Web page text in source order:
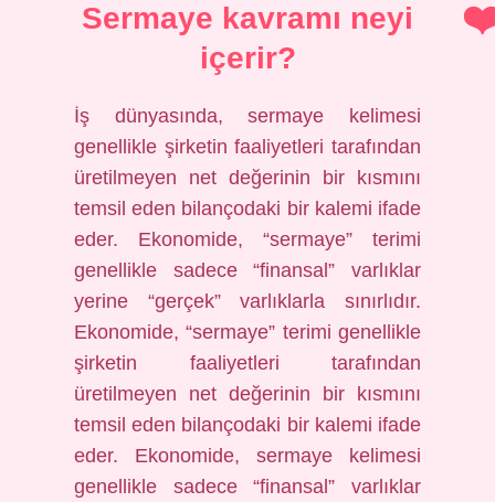
Sermaye kavramı neyi
içerir?
İş dünyasında, sermaye kelimesi
genellikle şirketin faaliyetleri tarafından
üretilmeyen net değerinin bir kısmını
temsil eden bilançodaki bir kalemi ifade
eder. Ekonomide, “sermaye” terimi
genellikle sadece “finansal” varlıklar
yerine “gerçek” varlıklarla sınırlıdır.
Ekonomide, “sermaye” terimi genellikle
şirketin faaliyetleri tarafından
üretilmeyen net değerinin bir kısmını
temsil eden bilançodaki bir kalemi ifade
eder. Ekonomide, sermaye kelimesi
genellikle sadece “finansal” varlıklar